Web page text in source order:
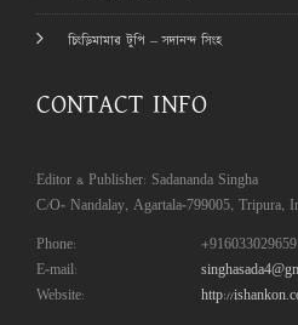
চিংড়িমামার টুপি – সদানন্দ সিংহ
CONTACT INFO
Editor & Publisher: Sadananda Singha
C/O- Nandalay, Agartala-799005, Tripura,
Phone:
+916033029659
E-mail:
Website:
http://